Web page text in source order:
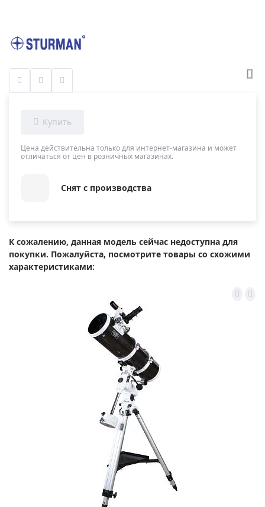
Цена действительна только для интернет-магазина и может
отличаться от цен в розничных магазинах.
Снят с производства
К сожалению, данная модель сейчас недоступна для
покупки. Пожалуйста, посмотрите товары со схожими
характеристиками: